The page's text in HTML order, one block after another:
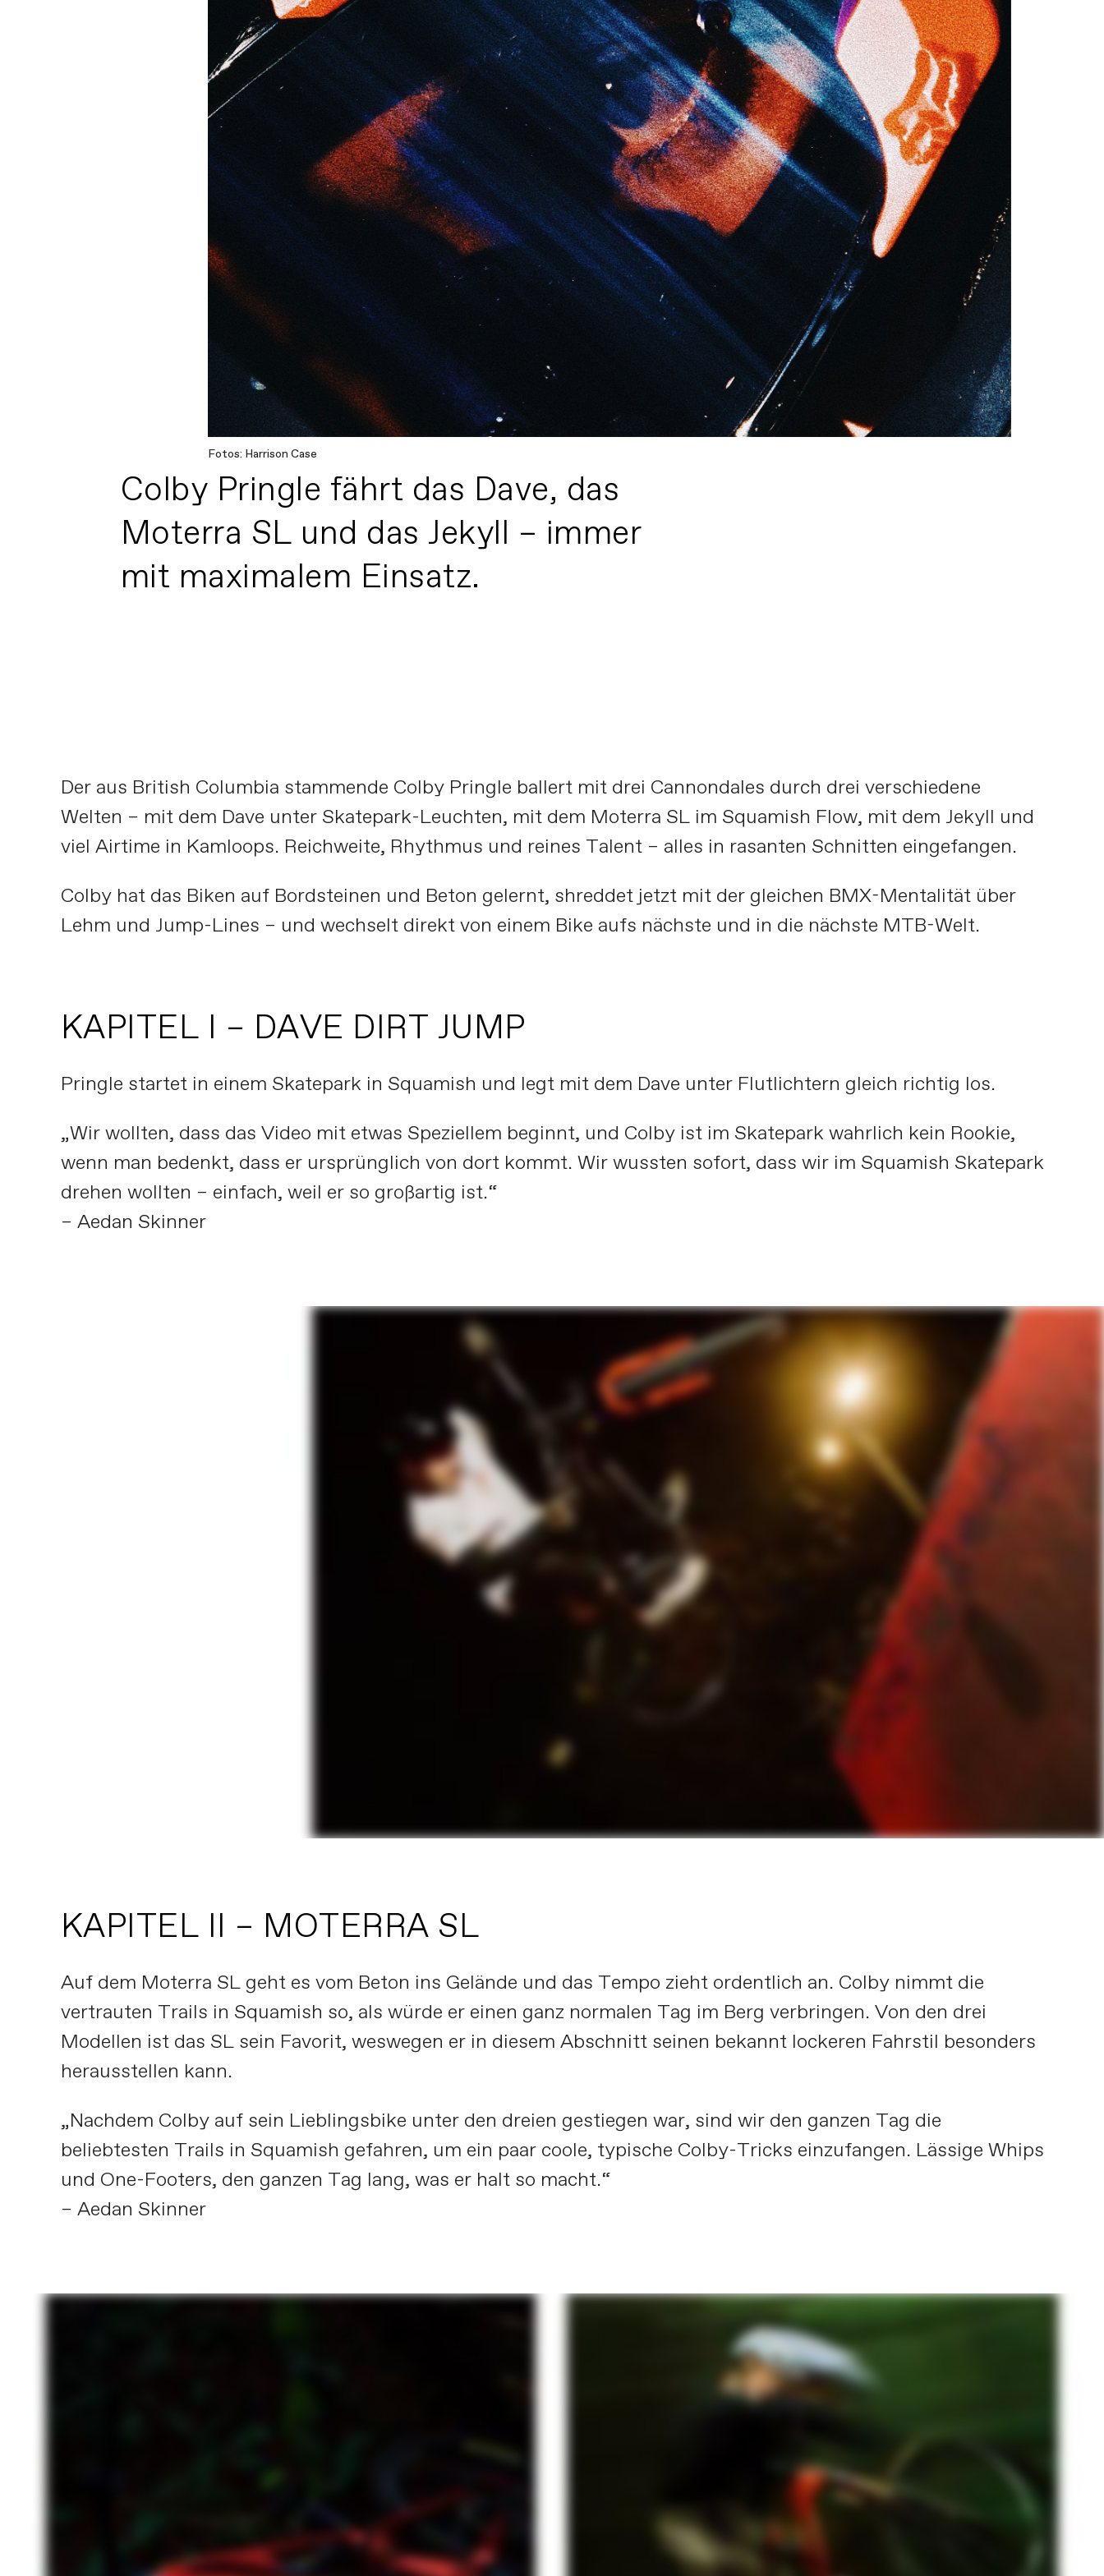
Fotos: Harrison Case
Colby Pringle fährt das Dave, das
Moterra SL und das Jekyll – immer
mit maximalem Einsatz.
Der aus British Columbia stammende Colby Pringle ballert mit drei Cannondales durch drei verschiedene
Welten – mit dem Dave unter Skatepark-Leuchten, mit dem Moterra SL im Squamish Flow, mit dem Jekyll und
viel Airtime in Kamloops. Reichweite, Rhythmus und reines Talent – alles in rasanten Schnitten eingefangen.
Colby hat das Biken auf Bordsteinen und Beton gelernt, shreddet jetzt mit der gleichen BMX-Mentalität über
Lehm und Jump-Lines – und wechselt direkt von einem Bike aufs nächste und in die nächste MTB-Welt.
KAPITEL I – DAVE DIRT JUMP
Pringle startet in einem Skatepark in Squamish und legt mit dem Dave unter Flutlichtern gleich richtig los.
„Wir wollten, dass das Video mit etwas Speziellem beginnt, und Colby ist im Skatepark wahrlich kein Rookie,
wenn man bedenkt, dass er ursprünglich von dort kommt. Wir wussten sofort, dass wir im Squamish Skatepark
drehen wollten – einfach, weil er so großartig ist.“
– Aedan Skinner
KAPITEL II – MOTERRA SL
Auf dem Moterra SL geht es vom Beton ins Gelände und das Tempo zieht ordentlich an. Colby nimmt die
vertrauten Trails in Squamish so, als würde er einen ganz normalen Tag im Berg verbringen. Von den drei
Modellen ist das SL sein Favorit, weswegen er in diesem Abschnitt seinen bekannt lockeren Fahrstil besonders
herausstellen kann.
„Nachdem Colby auf sein Lieblingsbike unter den dreien gestiegen war, sind wir den ganzen Tag die
beliebtesten Trails in Squamish gefahren, um ein paar coole, typische Colby-Tricks einzufangen. Lässige Whips
und One-Footers, den ganzen Tag lang, was er halt so macht.“
– Aedan Skinner